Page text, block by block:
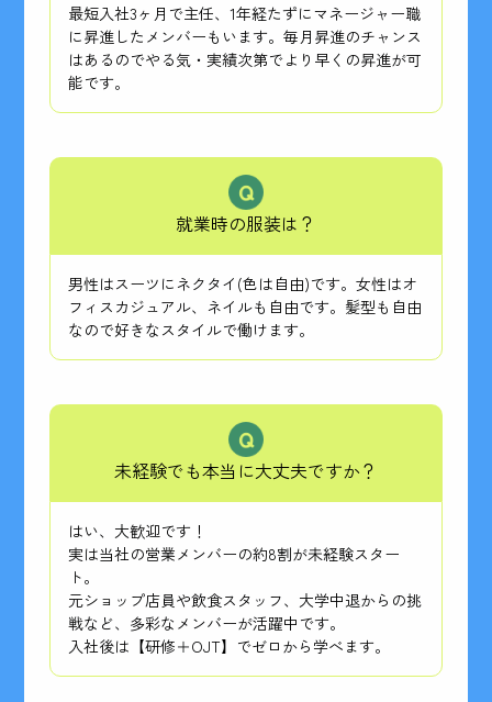
最短入社3ヶ月で主任、1年経たずにマネージャー職
に昇進したメンバーもいます。毎月昇進のチャンス
はあるのでやる気・実績次第でより早くの昇進が可
能です。
就業時の服装は？
男性はスーツにネクタイ(色は自由)です。女性はオ
フィスカジュアル、ネイルも自由です。髪型も自由
なので好きなスタイルで働けます。
未経験でも本当に大丈夫ですか？
はい、大歓迎です！
実は当社の営業メンバーの約8割が未経験スター
ト。
元ショップ店員や飲食スタッフ、大学中退からの挑
戦など、多彩なメンバーが活躍中です。
入社後は【研修＋OJT】でゼロから学べます。